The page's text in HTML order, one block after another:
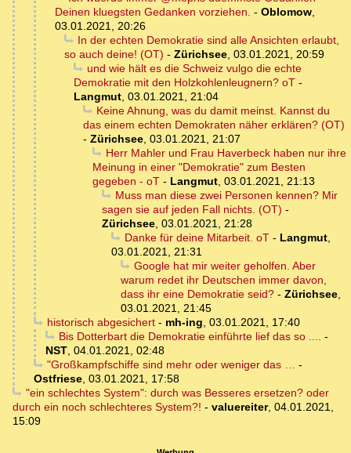
Deinen kluegsten Gedanken vorziehen. - Oblomow,
03.01.2021, 20:26
In der echten Demokratie sind alle Ansichten erlaubt,
so auch deine! (OT) - Zürichsee, 03.01.2021, 20:59
und wie hält es die Schweiz vulgo die echte
Demokratie mit den Holzkohlenleugnern? oT -
Langmut, 03.01.2021, 21:04
Keine Ahnung, was du damit meinst. Kannst du
das einem echten Demokraten näher erklären? (OT)
- Zürichsee, 03.01.2021, 21:07
Herr Mahler und Frau Haverbeck haben nur ihre
Meinung in einer "Demokratie" zum Besten
gegeben - oT - Langmut, 03.01.2021, 21:13
Muss man diese zwei Personen kennen? Mir
sagen sie auf jeden Fall nichts. (OT) -
Zürichsee, 03.01.2021, 21:28
Danke für deine Mitarbeit. oT- Langmut,
03.01.2021, 21:31
Google hat mir weiter geholfen. Aber
warum redet ihr Deutschen immer davon,
dass ihr eine Demokratie seid? - Zürichsee,
03.01.2021, 21:45
historisch abgesichert- mh-ing, 03.01.2021, 17:40
Bis Dotterbart die Demokratie einführte lief das so .... -
NST, 04.01.2021, 02:48
"Großkampfschiffe sind mehr oder weniger das … -
Ostfriese, 03.01.2021, 17:58
"ein schlechtes System": durch was Besseres ersetzen? oder
durch ein noch schlechteres System?! - valuereiter, 04.01.2021,
15:09